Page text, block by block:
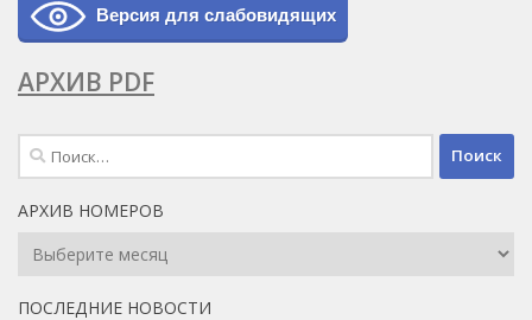
Версия для слабовидящих
АРХИВ PDF
Найти:
АРХИВ НОМЕРОВ
Архив
Номеров
ПОСЛЕДНИЕ НОВОСТИ